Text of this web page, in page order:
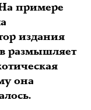
примере
издания
размышляет
она